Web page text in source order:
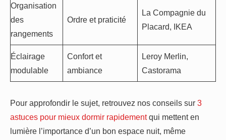
Organisation
des
rangements
Ordre et praticité
La Compagnie du
Placard, IKEA
Éclairage
modulable
Confort et
ambiance
Leroy Merlin,
Castorama
Pour approfondir le sujet, retrouvez nos conseils sur 3
astuces pour mieux dormir rapidementqui mettent en
lumière l’importance d’un bon espace nuit, même